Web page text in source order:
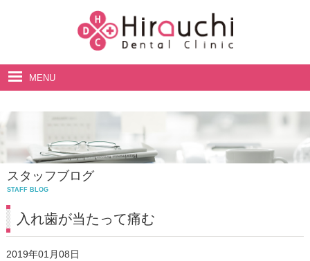
MENU
院長・スタッフ紹介
診療案内
アクセス・診療時間
スタッフブログ
STAFF BLOG
入れ歯が当たって痛む
2019年01月08日